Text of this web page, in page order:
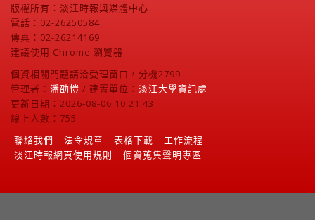
版權所有：淡江時報與媒體中心
電話：02-26250584
傳真：02-26214169
建議使用 Chrome 瀏覽器
個資相關問題請洽受理窗口，分機2799
管理者： 潘劭愷 / 建置單位： 淡江大學資訊處
更新日期：2026-08-06 10:21:43
線上人數：755
聯絡我們
法令規章 表格下載
工作流程
淡江時報網頁使用規則
個資蒐集聲明專區